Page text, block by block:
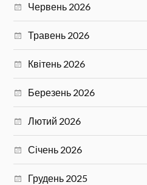
Червень 2026
Травень 2026
Квітень 2026
Березень 2026
Лютий 2026
Січень 2026
Грудень 2025